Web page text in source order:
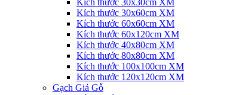
Kích thước 30x60cm XM
Kích thước 60x60cm XM
Kích thước 60x120cm XM
Kích thước 40x80cm XM
Kích thước 80x80cm XM
Kích thước 100x100cm XM
Kích thước 120x120cm XM
Gạch Giả Gỗ